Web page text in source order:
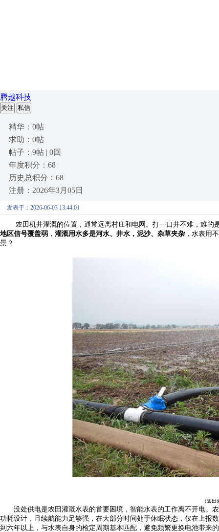
腾越科技
关注 私信
精华：0帖
求助：0帖
帖子：9帖 | 0回
年度积分：68
历史总积分：68
注册：2026年3月05日
发表于：2026-06-03 13:44:01
农田机井灌溉的位置，通常远离村庄和电网。打一口井不难，难的
地区信号覆盖弱 ， 灌溉用水多是河水、井水，泥沙、杂草夹杂 ，水表用
景？
（农田
没处供电是农田灌溉水表的首要困境，智能水表的工作离不开电。
功耗设计，且续航能力足够强，在大部分时间处于休眠状态，仅在上报
到六年以上，与水表自身的检定周期基本匹配，避免频繁更换电池带来